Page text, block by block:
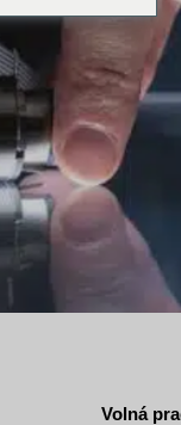
Volná